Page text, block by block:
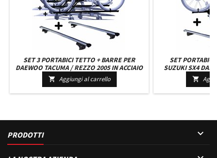
SET 3 PORTABICI TETTO + BARRE PER
DAEWOO TACUMA / REZZO 2005 IN ACCIAIO
MONTAGGIO FACILE BARRE 110 CM
C/SERRATURA + KIT ATTACCHI
 Aggiungi al carrello
SET
SUZUKI SX4 DAL
COMPATTO
C/ 
PRODOTTI 